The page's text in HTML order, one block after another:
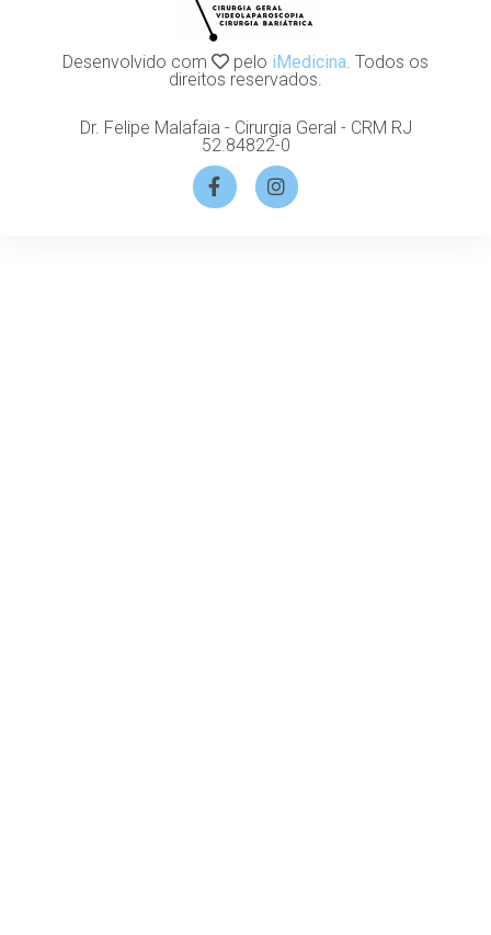
Desenvolvido com pelo iMedicina. Todos os
direitos reservados.
Dr. Felipe Malafaia - Cirurgia Geral - CRM RJ
52.84822-0